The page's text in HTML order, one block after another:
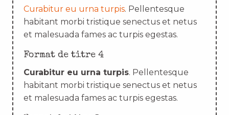
Curabitur eu urna turpis. Pellentesque
habitant morbi tristique senectus et netus
et malesuada fames ac turpis egestas.
Format de titre 4
Curabitur eu urna turpis. Pellentesque
habitant morbi tristique senectus et netus
et malesuada fames ac turpis egestas.